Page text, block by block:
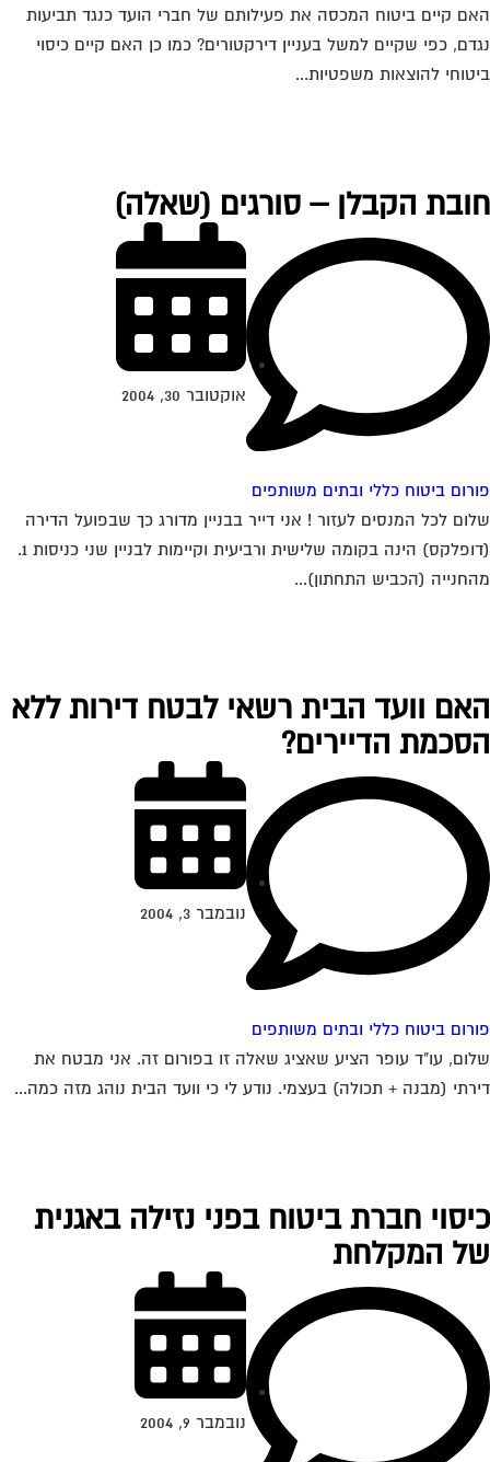
קיים ביטוח המכסה את פעילותם של חברי הועד כנגד תביעות
כפי שקיים למשל בעניין דירקטורים? כמו כן האם קיים כיסוי
להוצאות משפטיות...
הקבלן – סורגים (שאלה)
ביטוח כללי ובתים משותפים
אוקטובר 30, 2004
לכל המנסים לעזור ! אני דייר בבניין מדורג כך שבפועל הדירה
(הכביש התחתון)...
וועד הבית רשאי לבטח דירות ללא
הדיירים?
ביטוח כללי ובתים משותפים
נובמבר 3, 2004
עו"ד עופר הציע שאציג שאלה זו בפורום זה. אני מבטח את
(מבנה + תכולה) בעצמי. נודע לי כי וועד הבית נוהג מזה כמה...
חברת ביטוח בפני נזילה באגנית
המקלחת
נובמבר 9, 2004